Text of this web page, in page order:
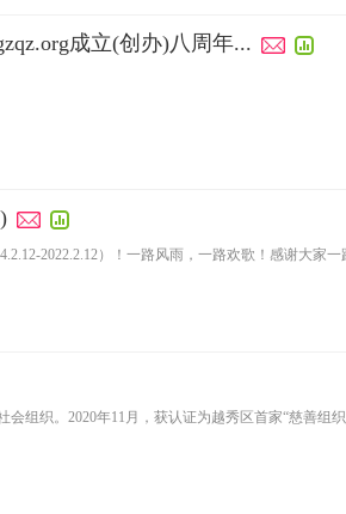
成立(创办)八周年...
2022.2.12）！一路风雨，一路欢歌！感谢大家
组织。2020年11月，获认证为越秀区首家“慈善组